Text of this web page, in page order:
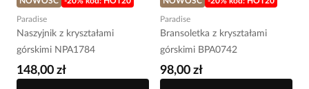
Paradise
Naszyjnik z kryształami
górskimi NPA1784
148,00 zł
Paradise
Bransoletka z kryształami
górskimi BPA0742
98,00 zł